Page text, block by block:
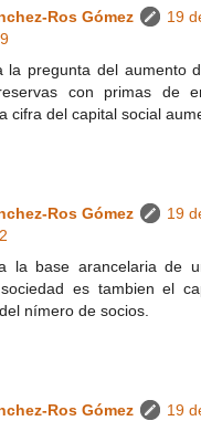
Ros Gómez
19
la pregunta del aumento
con primas de
cifra del capital social
Ros Gómez
19
la base arancelaria de
es tambien el
nímero de socios.
Ros Gómez
19